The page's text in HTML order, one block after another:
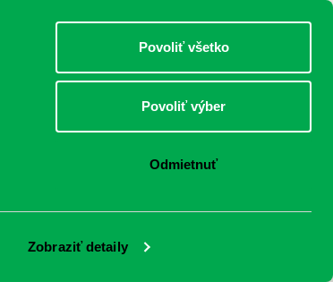
Zobraziť detaily
Povoliť všetko
Povoliť výber
Odmietnuť
DOSPELÍ